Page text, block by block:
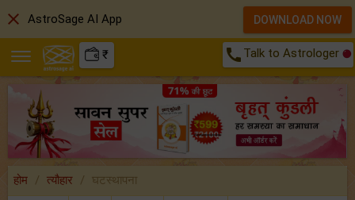
₹ call Talk to Astrologer
होम त्यौहार
घटस्थापना
close AstroSage AI App DOWNLOAD NOW